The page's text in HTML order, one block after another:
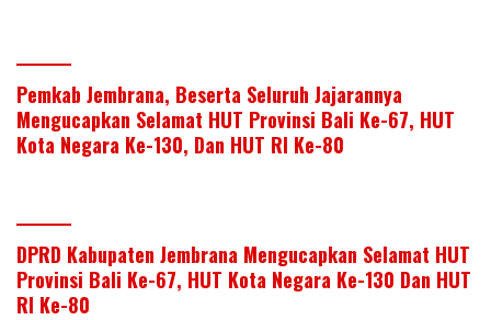
Pemkab Jembrana, Beserta Seluruh Jajarannya
Mengucapkan Selamat HUT Provinsi Bali Ke-67, HUT
Kota Negara Ke-130, Dan HUT RI Ke-80
DPRD Kabupaten Jembrana Mengucapkan Selamat HUT
Provinsi Bali Ke-67, HUT Kota Negara Ke-130 Dan HUT
RI Ke-80